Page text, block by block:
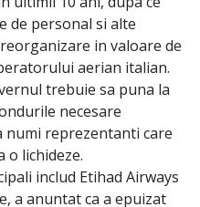
de personal si alte
in valoare de
aerian italian.
trebuie sa puna la
necesare
reprezentanti care
o lichideze.
includ Etihad Airways
a anuntat ca a epuizat